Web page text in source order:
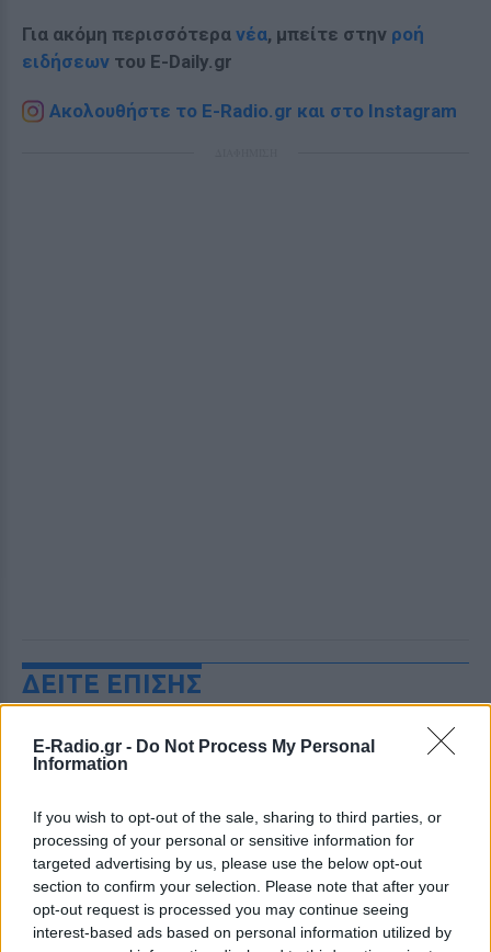
E-Radio.gr - Do Not Process My Personal
Information
If you wish to opt-out of the sale, sharing to third parties, or
processing of your personal or sensitive information for
targeted advertising by us, please use the below opt-out
section to confirm your selection. Please note that after your
opt-out request is processed you may continue seeing
interest-based ads based on personal information utilized by
Για ακόμη περισσότερα νέα, μπείτε στην ροή
ειδήσεων του E-Daily.gr
Ακολουθήστε το E-Radio.gr και στο Instagram
ΔΕΙΤΕ ΕΠΙΣΗΣ
ΣΤΗΝ ΙΔΙΑ ΚΑΤΗΓΟΡΙΑ
βίντεο της μεθυσμένης οδηγού
που σκότωσε νύφη ώρες μετά
τον γάμο της
ΧΤΕΣ
Η Jamie Lee Komoroski, με αλκοόλ
τριπλάσιο του νόμιμου ορίου, έπεσε
πάνω στο golf cart των νεόνυμφων στο